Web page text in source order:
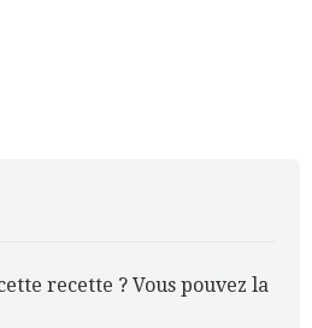
recette ? Vous pouvez la